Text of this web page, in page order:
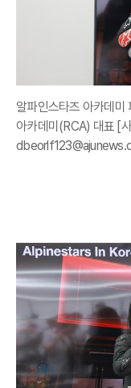
알파인스타즈 아카데미
아카데미(RCA) 대표 [